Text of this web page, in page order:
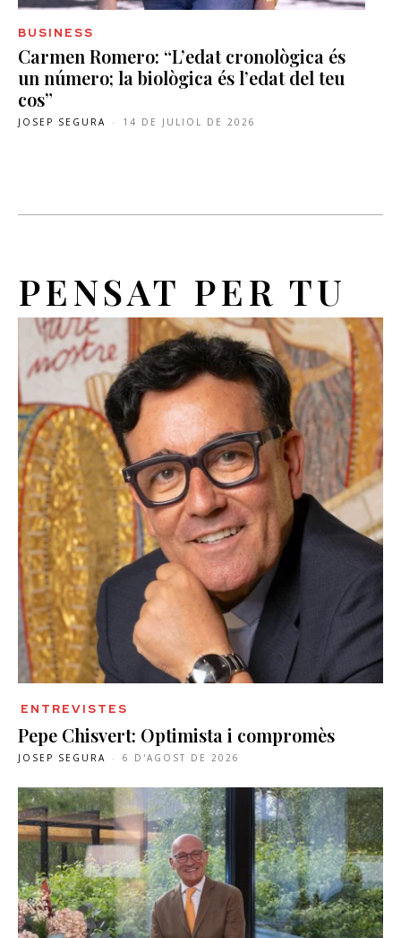
BUSINESS
Carmen Romero: “L’edat cronològica és
un número; la biològica és l’edat del teu
cos”
JOSEP SEGURA - 14 DE JULIOL DE 2026
PENSAT PER TU
ENTREVISTES
Pepe Chisvert: Optimista i compromès
JOSEP SEGURA - 6 D'AGOST DE 2026